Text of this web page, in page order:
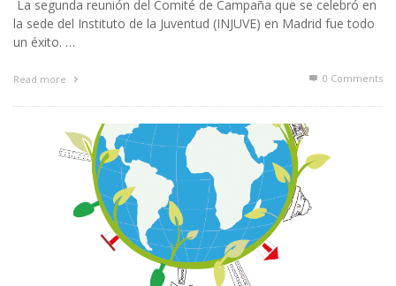
La segunda reunión del Comité de Campaña que se celebró en
la sede del Instituto de la Juventud (INJUVE) en Madrid fue todo
un éxito. …
Read more 0 Comments